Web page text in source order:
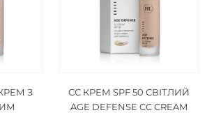
З
СС КРЕМ SPF 50 СВІТЛИЙ
AGE DEFENSE CC CREAM